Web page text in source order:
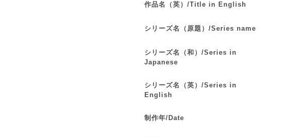
作品名（英）/Title in English
シリーズ名（原題）/Series name
シリーズ名（和）/Series in
Japanese
シリーズ名（英）/Series in
English
制作年/Date